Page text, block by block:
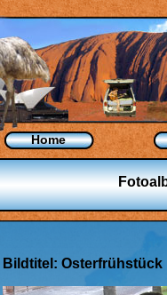
Home
Bildtitel: Osterfrühstück